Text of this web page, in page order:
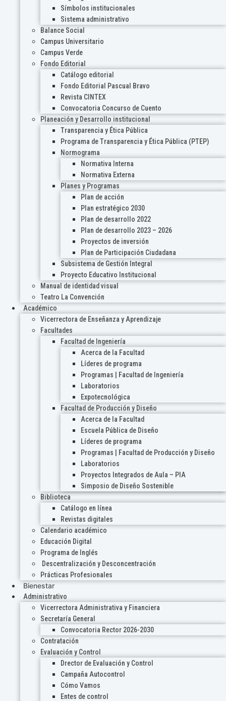
Símbolos institucionales
Sistema administrativo
Balance Social
Campus Universitario
Campus Verde
Fondo Editorial
Catálogo editorial
Fondo Editorial Pascual Bravo
Revista CINTEX
Convocatoria Concurso de Cuento
Planeación y Desarrollo institucional
Transparencia y Ética Pública
Programa de Transparencia y Ética Pública (PTEP)
Normograma
Normativa Interna
Normativa Externa
Planes y Programas
Plan de acción
Plan estratégico 2030
Plan de desarrollo 2022
Plan de desarrollo 2023 – 2026
Proyectos de inversión
Plan de Participación Ciudadana
Subsistema de Gestión Integral
Proyecto Educativo Institucional
Manual de identidad visual
Teatro La Convención
Académico
Vicerrectora de Enseñanza y Aprendizaje
Facultades
Facultad de Ingeniería
Acerca de la Facultad
Líderes de programa
Programas | Facultad de Ingeniería
Laboratorios
Expotecnológica
Facultad de Producción y Diseño
Acerca de la Facultad
Escuela Pública de Diseño
Líderes de programa
Programas | Facultad de Producción y Diseño
Laboratorios
Proyectos Integrados de Aula – PIA
Simposio de Diseño Sostenible
Biblioteca
Catálogo en línea
Revistas digitales
Calendario académico
Educación Digital
Programa de Inglés
Descentralización y Desconcentración
Prácticas Profesionales
Bienestar
Administrativo
Vicerrectora Administrativa y Financiera
Secretaría General
Convocatoria Rector 2026-2030
Contratación
Evaluación y Control
Drector de Evaluación y Control
Campaña Autocontrol
Cómo Vamos
Entes de control